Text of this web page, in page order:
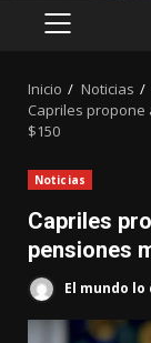
MENÚ
Inicio
Noticias
Capriles propone
$150
Noticias
Capriles
pensiones
El mundo